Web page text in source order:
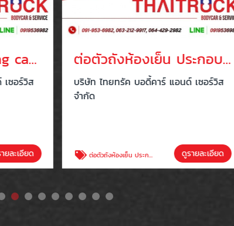
อู่ต่อรถบ้าน camping car สมุทรสาคร
อร์วิส
ยละเอียด
ต่อตัวถังห้องเย็น ประกอบตัวถังรถบรรทุกห้องเย็น
บริษัท ไทยทรัค บอดี้คาร์ แอนด์ เซอร์วิส
จำกัด
ต่อตัวถังห้องเย็น ประกอบตัวถังรถบรรทุกห้องเย็น ดูรายละเอียด